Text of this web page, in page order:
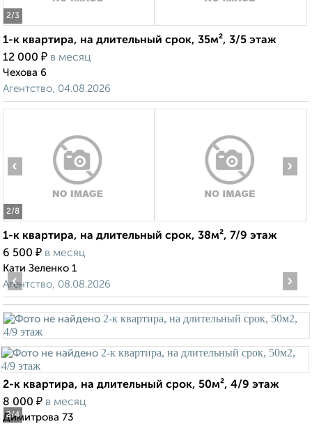
2/3
1-к квартира, на длительный срок, 35м², 3/5 этаж
12 000 ₽ в месяц
Чехова 6
Агентство, 04.08.2026
2/8
‹ ›
1-к квартира, на длительный срок, 38м², 7/9 этаж
6 500 ₽ в месяц
Кати Зеленко 1
Агентство, 08.08.2026
2/4
‹ ›
2-к квартира, на длительный срок, 50м², 4/9 этаж
8 000 ₽ в месяц
Димитрова 73